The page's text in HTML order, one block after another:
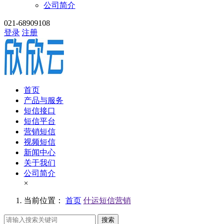
公司简介
021-68909108
登录 注册
首页
产品与服务
短信接口
短信平台
营销短信
视频短信
新闻中心
关于我们
公司简介
×
当前位置： 首页 什运短信营销
搜索